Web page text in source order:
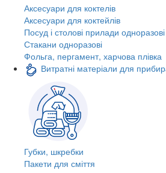
Аксесуари для коктелів
Аксесуари для коктейлів
Посуд і столові прилади одноразові
Стакани одноразові
Фольга, пергамент, харчова плівка
Витратні матеріали для
Губки, шкребки
Пакети для сміття